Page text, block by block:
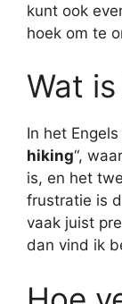
kunt ook
hoek om te
Wat
In het
hiking“,
is, en het
frustratie is
vaak juist
dan vind ik